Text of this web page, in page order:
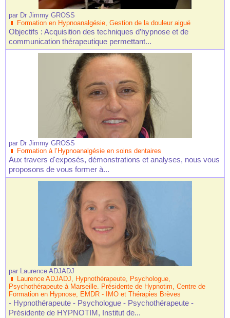
par Dr Jimmy GROSS
Formation en Hypnoanalgésie, Gestion de la douleur aiguë
Objectifs : Acquisition des techniques d’hypnose et de
communication thérapeutique permettant...
par Dr Jimmy GROSS
Formation à l’Hypnoanalgésie en soins dentaires
Aux travers d'exposés, démonstrations et analyses, nous vous
proposons de vous former à...
par Laurence ADJADJ
Laurence ADJADJ, Hypnothérapeute, Psychologue,
Psychothérapeute à Marseille. Présidente de Hypnotim, Centre de
Formation en Hypnose, EMDR - IMO et Thérapies Brèves
- Hypnothérapeute - Psychologue - Psychothérapeute -
Présidente de HYPNOTIM, Institut de...